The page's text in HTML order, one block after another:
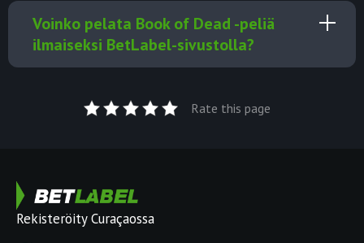
Voinko pelata Book of Dead -peliä
ilmaiseksi BetLabel-sivustolla?
Rate this page
Rekisteröity Curaçaossa